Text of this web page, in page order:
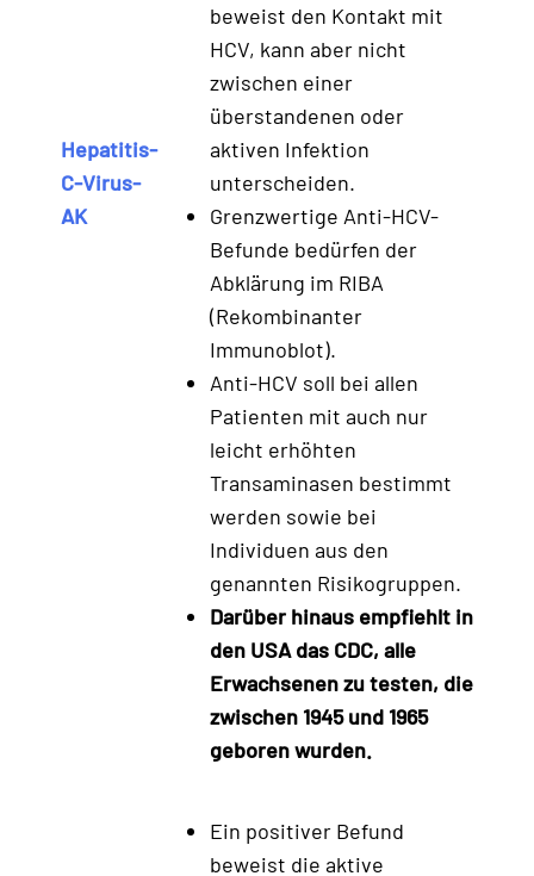
Hepatitis-
C-Virus-
AK
beweist den Kontakt mit
HCV, kann aber nicht
zwischen einer
überstandenen oder
aktiven Infektion
unterscheiden.
Grenzwertige Anti-HCV-
Befunde bedürfen der
Abklärung im RIBA
(Rekombinanter
Immunoblot).
Anti-HCV soll bei allen
Patienten mit auch nur
leicht erhöhten
Transaminasen bestimmt
werden sowie bei
Individuen aus den
genannten Risikogruppen.
Darüber hinaus empfiehlt in
den USA das CDC, alle
Erwachsenen zu testen, die
zwischen 1945 und 1965
geboren wurden.
Ein positiver Befund
beweist die aktive